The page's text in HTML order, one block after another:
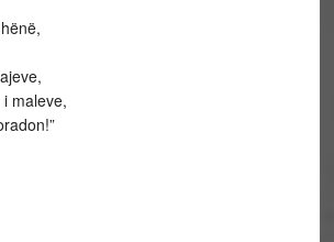
maleve,